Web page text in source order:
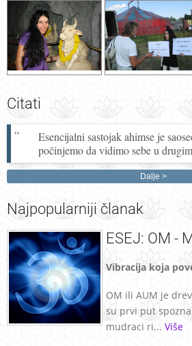
Citati
Esencijalni sastojak ahimse je
počinjemo da vidimo sebe u
Dalje
Najpopularniji članak
ESEJ: OM -
Vibracija koja
OM ili AUM je
su prvi put
mudraci ri... Više